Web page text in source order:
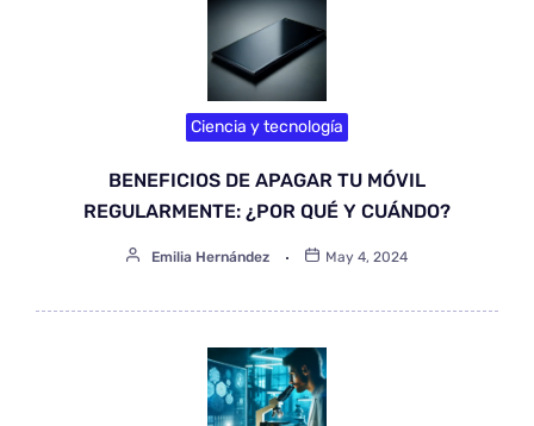
Ciencia y tecnología
BENEFICIOS DE APAGAR TU MÓVIL
REGULARMENTE: ¿POR QUÉ Y CUÁNDO?
Emilia Hernández May 4, 2024